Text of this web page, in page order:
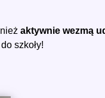
aktywnie wezmą
szkoły!